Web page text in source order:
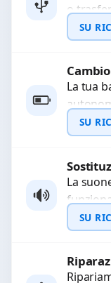
o
rotti,
SU
La tua
lenta o
SU
La
a
precisi
SU